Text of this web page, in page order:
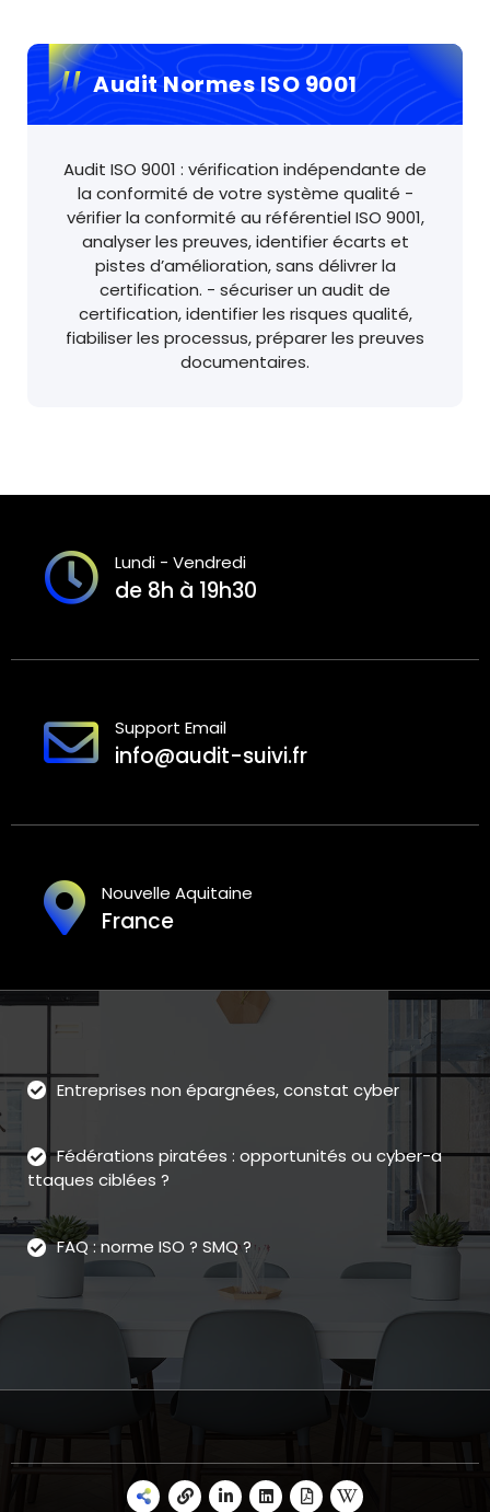
Audit Normes ISO 9001
Audit ISO 9001 : vérification indépendante de
la conformité de votre système qualité -
vérifier la conformité au référentiel ISO 9001,
analyser les preuves, identifier écarts et
pistes d’amélioration, sans délivrer la
certification. - sécuriser un audit de
certification, identifier les risques qualité,
fiabiliser les processus, préparer les preuves
documentaires.
Lundi - Vendredi
de 8h à 19h30
Support Email
info@audit-suivi.fr
Nouvelle Aquitaine
France
Entreprises non épargnées, constat cyber
Fédérations piratées : opportunités ou cyber-a
ttaques ciblées ?
FAQ : norme ISO ? SMQ ?